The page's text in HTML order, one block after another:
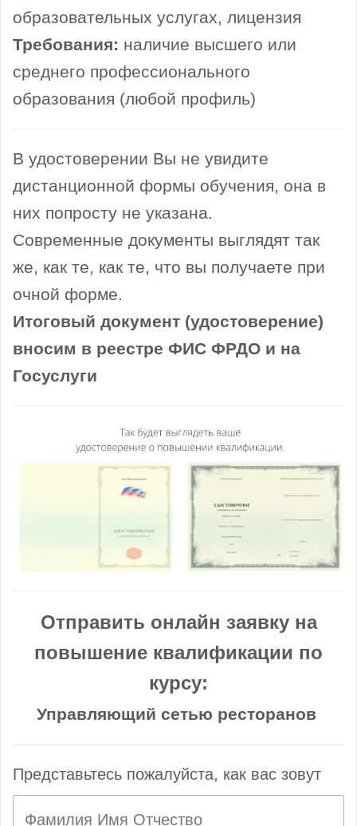
образовательных услугах, лицензия
Требования: наличие высшего или
среднего профессионального
образования (любой профиль)
В удостоверении Вы не увидите
дистанционной формы обучения, она в
них попросту не указана.
Современные документы выглядят так
же, как те, как те, что вы получаете при
очной форме.
Итоговый документ (удостоверение)
вносим в реестре ФИС ФРДО и на
Госуслуги
Отправить онлайн заявку на
повышение квалификации по
курсу:
Управляющий сетью ресторанов
Представьтесь пожалуйста, как вас зовут